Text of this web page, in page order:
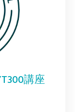
講座